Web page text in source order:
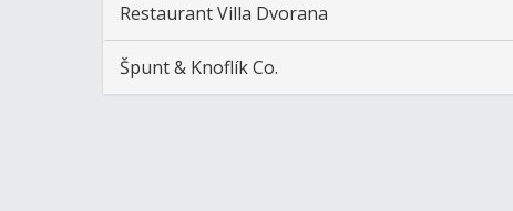
Restaurant Villa Dvorana
Špunt & Knoflík Co.